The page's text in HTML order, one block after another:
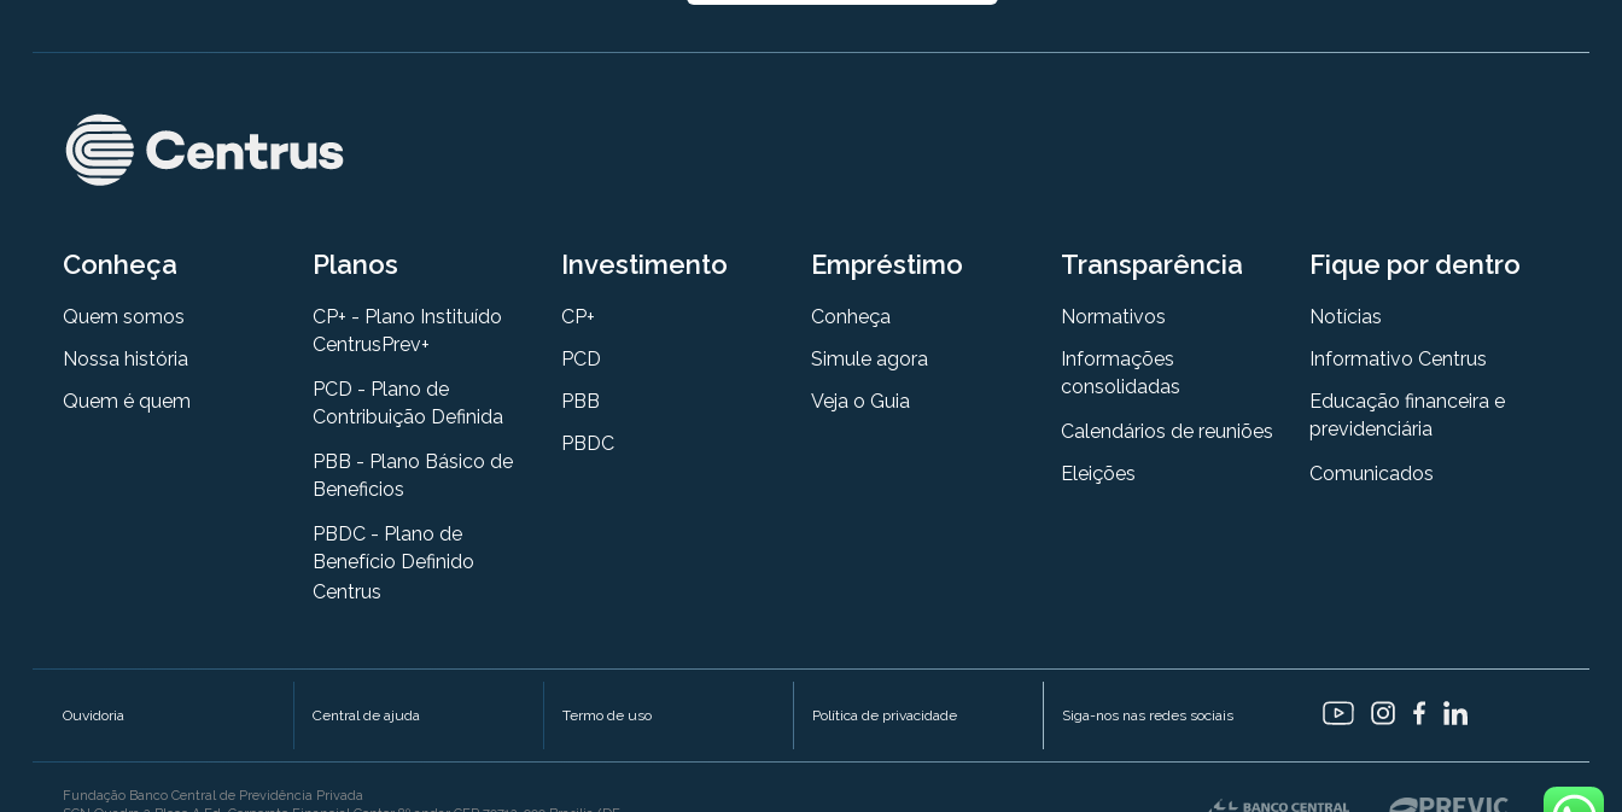
Conheça
Quem somos
Nossa história
Quem é quem
Planos
CP+ - Plano Instituído
CentrusPrev+
PCD - Plano de
Contribuição Definida
PBB - Plano Básico de
Beneficios
PBDC - Plano de
Benefício Definido
Centrus
Investimento
CP+
PCD
PBB
PBDC
Empréstimo
Conheça
Simule agora
Veja o Guia
Transparência
Normativos
Informações
consolidadas
Calendários de reuniões
Eleições
Fique por dentro
Notícias
Informativo Centrus
Educação financeira e
previdenciária
Comunicados
Ouvidoria Central de ajuda Termo de uso Política de privacidade Siga-nos nas redes sociais
Fundação Banco Central de Previdência Privada